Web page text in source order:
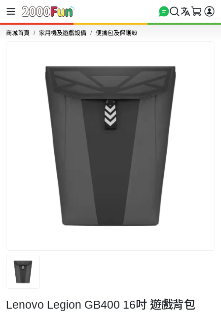
商城首頁 家用機及遊戲設備 便攜包及保護殼
Lenovo Legion GB400 16吋 遊戲背包